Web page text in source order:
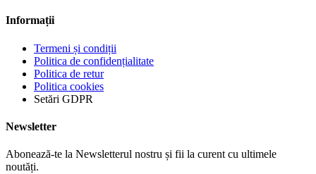
Informații
Termeni și condiții
Politica de confidențialitate
Politica de retur
Politica cookies
Setări GDPR
Newsletter
Abonează-te la Newsletterul nostru și fii la curent cu ultimele
noutăți.